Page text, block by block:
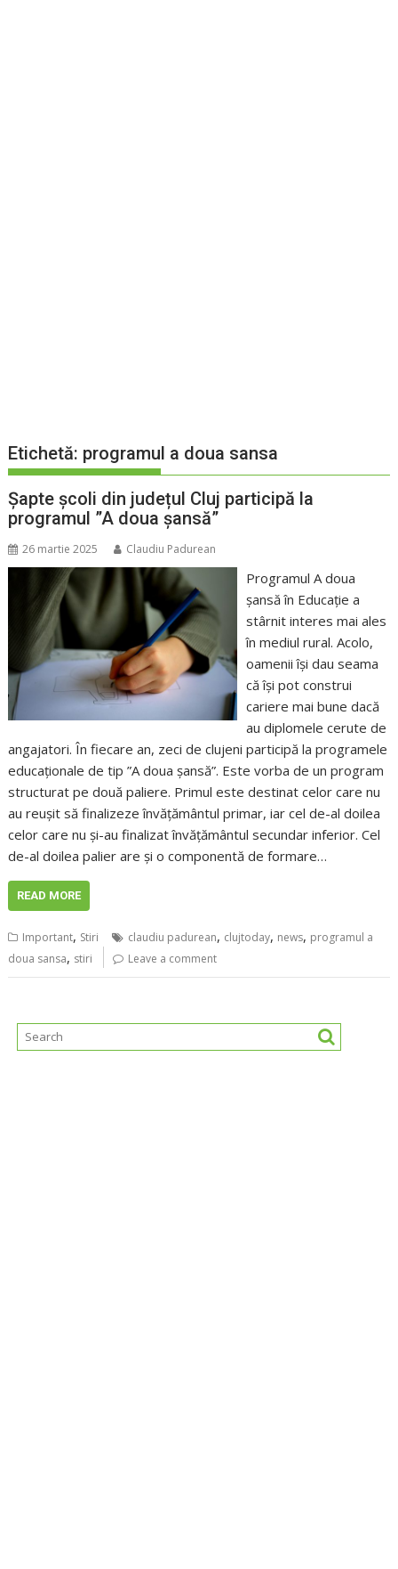
Etichetă: programul a doua sansa
Șapte școli din județul Cluj participă la
programul ”A doua șansă”
26 martie 2025 Claudiu Padurean
Programul A doua
șansă în Educație a
stârnit interes mai ales
în mediul rural. Acolo,
oamenii își dau seama
că își pot construi
cariere mai bune dacă
au diplomele cerute de
angajatori. În fiecare an, zeci de clujeni participă la programele
educaționale de tip ”A doua șansă”. Este vorba de un program
structurat pe două paliere. Primul este destinat celor care nu
au reușit să finalizeze învățământul primar, iar cel de-al doilea
celor care nu și-au finalizat învățământul secundar inferior. Cel
de-al doilea palier are și o componentă de formare…
READ MORE
Important, Stiri claudiu padurean, clujtoday, news, programul a
doua sansa, stiri Leave a comment